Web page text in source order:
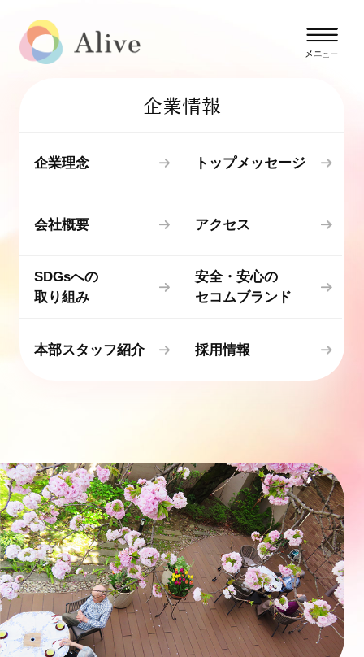
企業情報
企業理念 トップメッセージ
会社概要 アクセス
SDGsへの
取り組み
安全・安心の
セコムブランド
本部スタッフ紹介 採用情報